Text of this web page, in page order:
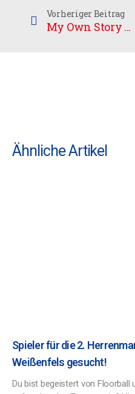
Vorheriger Beitrag
My Own Story – Episode 3
Ähnliche Artikel
Spieler für die 2.
Weißenfels gesucht!
Du bist begeistert von Floorball